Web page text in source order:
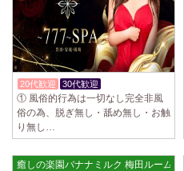
2025/03/29[川崎駅]
LIVSPA (リブスパ) 川崎ルーム
当店の募集は嘘偽り等なく、記載通
ていただきます。 とても働きやす
2025/03/29[蒲田駅]
LIVSPA (リブスパ) 蒲田ルーム
当店の募集は嘘偽り等なく、記載通
ていただきます。 とても働きやすい
2025/03/28[恵比寿駅]
20代歓迎 30代歓迎
① 風俗的行為は一切なし完全非風
俗の為、脱ぎ無し・舐め無し・お触
り無し…
癒しの楽園バナナミルク 梅田ルーム